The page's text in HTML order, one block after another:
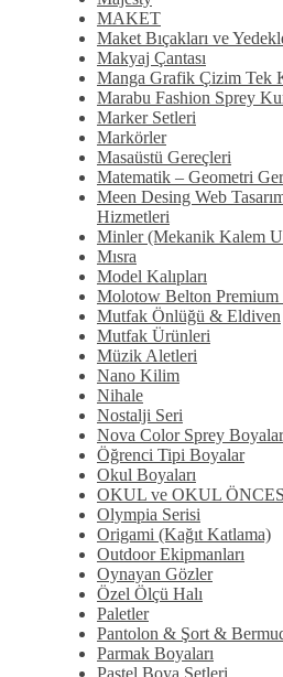
MAKET
Maket Bıçakları ve
Makyaj Çantası
Manga Grafik Çizim Tek
Marabu Fashion Sprey
Marker Setleri
Markörler
Masaüstü Gereçleri
Matematik – Geometri
Meen Desing Web
Hizmetleri
Minler (Mekanik Kalem
Mısra
Model Kalıpları
Molotow Belton Premium
Mutfak Önlüğü & Eldiven
Mutfak Ürünleri
Müzik Aletleri
Nano Kilim
Nihale
Nostalji Seri
Nova Color Sprey
Öğrenci Tipi Boyalar
Okul Boyaları
OKUL ve OKUL
Olympia Serisi
Origami (Kağıt Katlama)
Outdoor Ekipmanları
Oynayan Gözler
Özel Ölçü Halı
Paletler
Pantolon & Şort &
Parmak Boyaları
Pastel Boya Setleri